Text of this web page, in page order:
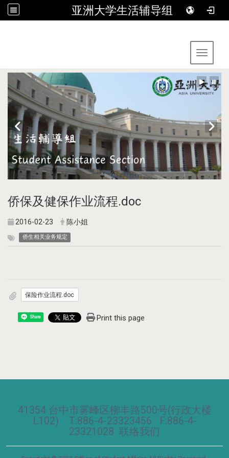
亚洲大学生活辅导组
Toggle
侨保及健保作业流程.doc
2016-02-23 陈小姐
侨生相关业务规定
保险作业流程.doc
Share Print this page
41354 台中市雾峰区柳丰路500号(行政大楼
L102) T:886-4-23323456 F:886-4-
23321028 联络我们